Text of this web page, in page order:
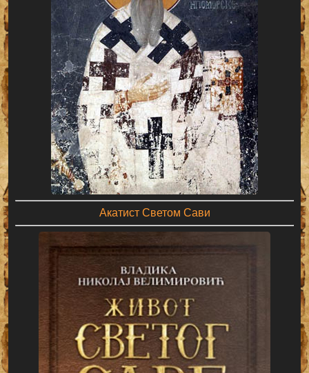
Акатист Светом Сави